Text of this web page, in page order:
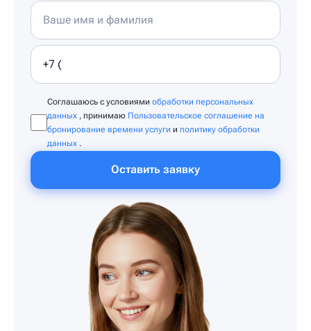
Соглашаюсь с условиями обработки персональных
данных , принимаю Пользовательское соглашение на
бронирование времени услуги и политику обработки
данных .
Оставить заявку